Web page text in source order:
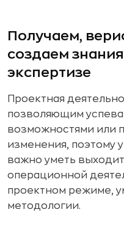
Получаем,
создаем
экспертизе
Проектная
позволяющим
возможностями или
изменения, поэтому
важно уметь
операционной
проектном режиме,
методологии.